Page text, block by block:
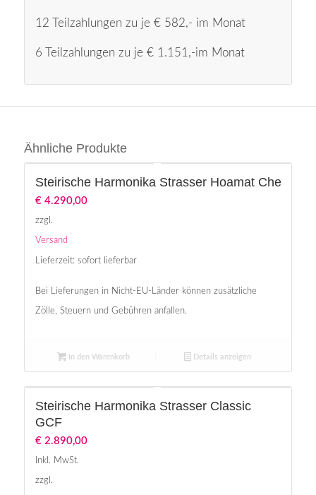
12 Teilzahlungen zu je € 582,- im Monat
6 Teilzahlungen zu je € 1.151,-im Monat
Ähnliche Produkte
Steirische Harmonika Strasser Hoamat Chen
€4.290,00
zzgl.
Versand
Lieferzeit: sofort lieferbar
Bei Lieferungen in Nicht-EU-Länder können zusätzliche
Zölle, Steuern und Gebühren anfallen.
In den Warenkorb Details anzeigen
Steirische Harmonika Strasser Classic
GCF
€2.890,00
Inkl. MwSt.
zzgl.